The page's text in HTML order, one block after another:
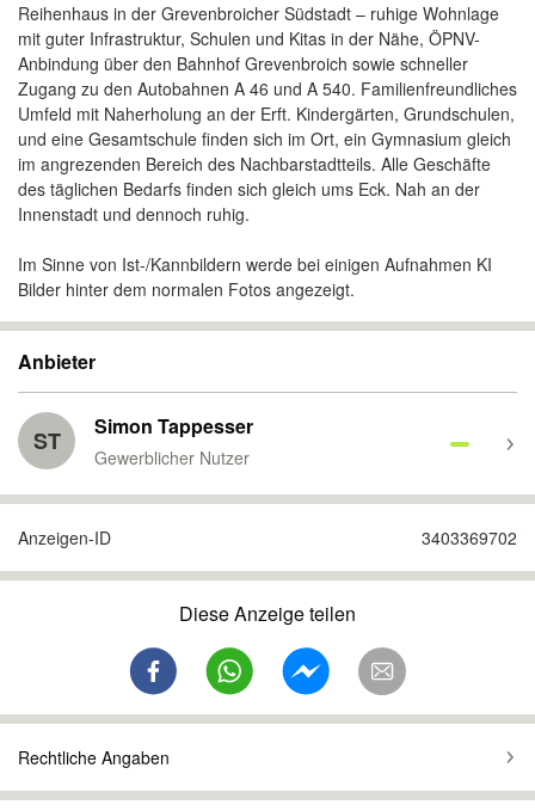
Reihenhaus in der Grevenbroicher Südstadt – ruhige Wohnlage
mit guter Infrastruktur, Schulen und Kitas in der Nähe, ÖPNV-
Anbindung über den Bahnhof Grevenbroich sowie schneller
Zugang zu den Autobahnen A 46 und A 540. Familienfreundliches
Umfeld mit Naherholung an der Erft. Kindergärten, Grundschulen,
und eine Gesamtschule finden sich im Ort, ein Gymnasium gleich
im angrezenden Bereich des Nachbarstadtteils. Alle Geschäfte
des täglichen Bedarfs finden sich gleich ums Eck. Nah an der
Innenstadt und dennoch ruhig.
Im Sinne von Ist-/Kannbildern werde bei einigen Aufnahmen KI
Bilder hinter dem normalen Fotos angezeigt.
Anbieter
ST Simon Tappesser
Gewerblicher Nutzer
Anzeigen-ID 3403369702
Diese Anzeige teilen
Rechtliche Angaben